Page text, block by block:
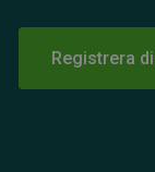
Registrera